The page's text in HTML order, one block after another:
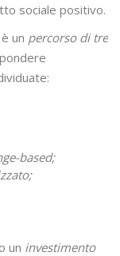
sociale positivo.
un percorso di tre
based;
un investimento